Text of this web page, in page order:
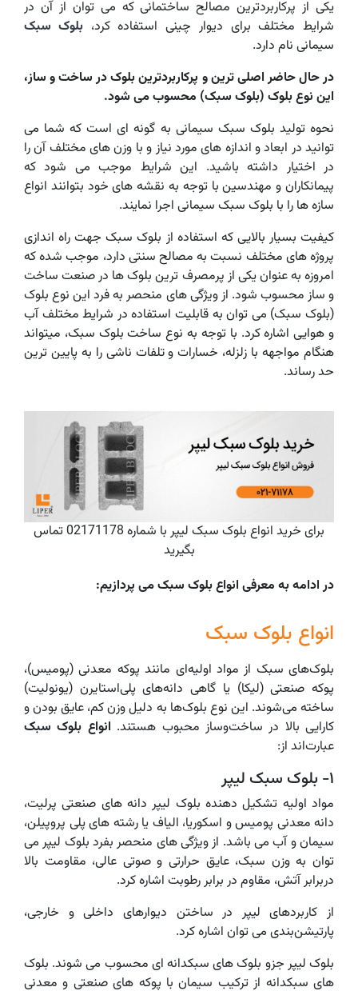
یکی از پرکاربردترین مصالح ساختمانی که می توان از آن در
شرایط مختلف برای دیوار چینی استفاده کرد، بلوک سبک
‌سیمانی نام دارد.
در حال حاضر اصلی ترین و پرکاربردترین بلوک در ساخت و ساز،
این نوع بلوک (بلوک سبک) محسوب می شود.
نحوه تولید بلوک سبک سیمانی به گونه ای است که شما می
توانید در ابعاد و اندازه های مورد نیاز و با وزن های مختلف آن را
در اختیار داشته باشید. این شرایط موجب می ‌شود که
پیمانکاران و مهندسین با توجه به نقشه های خود بتوانند انواع
سازه ها را با بلوک سبک سیمانی اجرا نمایند.
کیفیت بسیار بالایی که استفاده از بلوک سبک جهت راه اندازی
پروژه های مختلف نسبت به مصالح سنتی دارد، موجب شده که
امروزه به عنوان یکی از پرمصرف ‌ترین بلوک ها در صنعت ساخت
و ساز محسوب شود. از ویژگی ‌های منحصر به فرد این نوع بلوک
(بلوک سبک) می ‌توان به قابلیت استفاده در شرایط مختلف آب
و هوایی اشاره کرد. با توجه به نوع ساخت بلوک سبک، میتواند
هنگام مواجهه با زلزله، خسارات و تلفات ناشی را به پایین ‌ترین
حد رساند.
برای خرید انواع بلوک سبک لیپر با شماره 02171178 تماس
بگیرید
در ادامه به معرفی انواع بلوک سبک می پردازیم:
انواع بلوک سبک
بلوک‌های سبک از مواد اولیه‌ای مانند پوکه معدنی (پومیس)،
پوکه صنعتی (لیکا) یا گاهی دانه‌های پلی‌استایرن (یونولیت)
ساخته می‌شوند. این نوع بلوک‌ها به دلیل وزن کم، عایق بودن و
کارایی بالا در ساخت‌وساز محبوب هستند. انواع بلوک سبک
عبارت‌اند از:
۱- بلوک سبک لیپر
مواد اولیه تشکیل دهنده بلوک لیپر دانه های صنعتی پرلیت،
دانه معدنی پومیس و اسکوریا، الیاف یا رشته های پلی پروپیلن،
سیمان و آب می باشد. از ویژگی های منحصر بفرد بلوک لیپر می
توان به وزن سبک، عایق حرارتی و صوتی عالی، مقاومت بالا
دربرابر آتش، مقاوم در برابر رطوبت اشاره کرد.
از کاربردهای لیپر در ساختن دیوارهای داخلی و خارجی،
پارتیشن‌بندی می توان اشاره کرد.
بلوک لیپر جزو بلوک های سبکدانه ای محسوب می شوند. بلوک
های سبکدانه از ترکیب سیمان با پوکه های صنعتی و معدنی